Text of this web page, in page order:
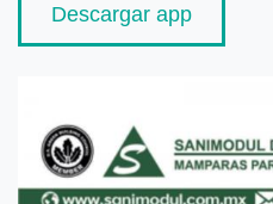
Descargar app